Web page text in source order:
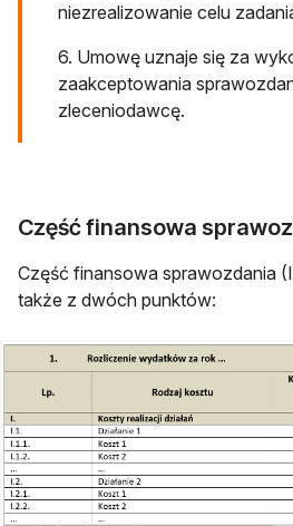
niezrealizowanie celu
6. Umowę uznaje się za
zaakceptowania
zleceniodawcę.
Część finansowa
Część finansowa sprawozdania
także z dwóch punktów: